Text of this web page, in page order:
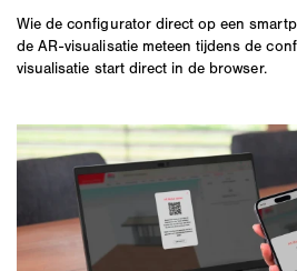
Wie de configurator direct op een
de AR-visualisatie meteen tijdens de
visualisatie start direct in de browser.